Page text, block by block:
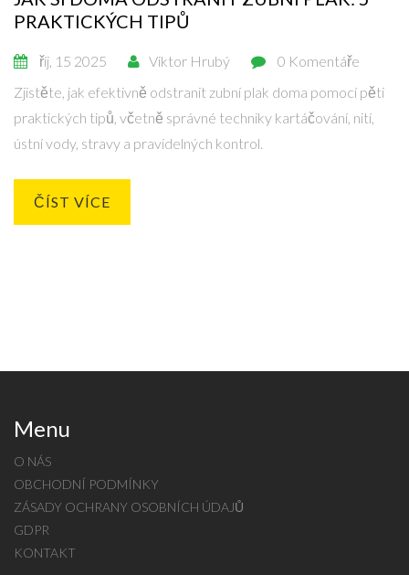
PRAKTICKÝCH TIPŮ
říj, 15 2025 Viktor Hrubý
0 Komentáře
Zjistěte, jak efektivně odstranit zubní plak doma pomocí pěti
praktických tipů, včetně správné techniky kartáčování, nití,
ústní vody, stravy a pravidelných kontrol.
ČÍST VÍCE
Menu
O NÁS
OBCHODNÍ PODMÍNKY
ZÁSADY OCHRANY OSOBNÍCH ÚDAJŮ
GDPR
KONTAKT